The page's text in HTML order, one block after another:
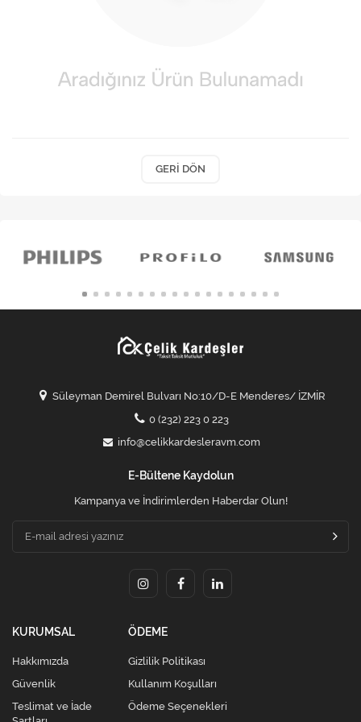
Ev Tekstili
GERI DÖN
Süleyman Demirel Bulvarı No:10/D-E Menderes/ İZMİR
0 (232) 223 0 223
info@celikkardesleravm.com
E-Bültene Kaydolun
Kampanya ve İndirimlerden Haberdar Olun!
KURUMSAL
Hakkımızda
Güvenlik
Teslimat ve İade
ÖDEME
Gizlilik Politikası
Kullanım Koşulları
Ödeme Seçenekleri